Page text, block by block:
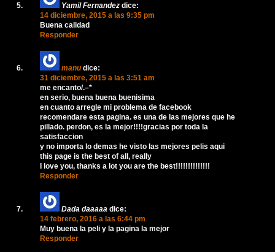
Yamil Fernandez dice:
14 diciembre, 2015 a las 9:35 pm
Buena calidad
Responder
manu dice:
31 diciembre, 2015 a las 3:51 am
me encanto/.–*
en serio, buena buena buenisima
en cuanto arregle mi problema de facebook
recomendare esta pagina. es una de las mejores que he
pillado. perdon, es la mejor!!!!gracias por toda la
satisfaccion
y no importa lo demas he visto las mejores pelis aqui
this page is the best of all, really
I love you, thanks a lot you are the best!!!!!!!!!!!!!!
Responder
Dada daaaaa dice:
14 febrero, 2016 a las 6:44 pm
Muy buena la peli y la pagina la mejor
Responder